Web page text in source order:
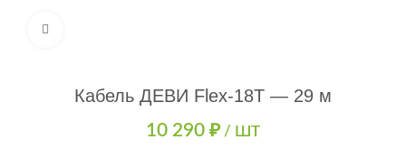
Кабель ДЕВИ Flex-18T — 29 м
10 290 ₽ / ШТ